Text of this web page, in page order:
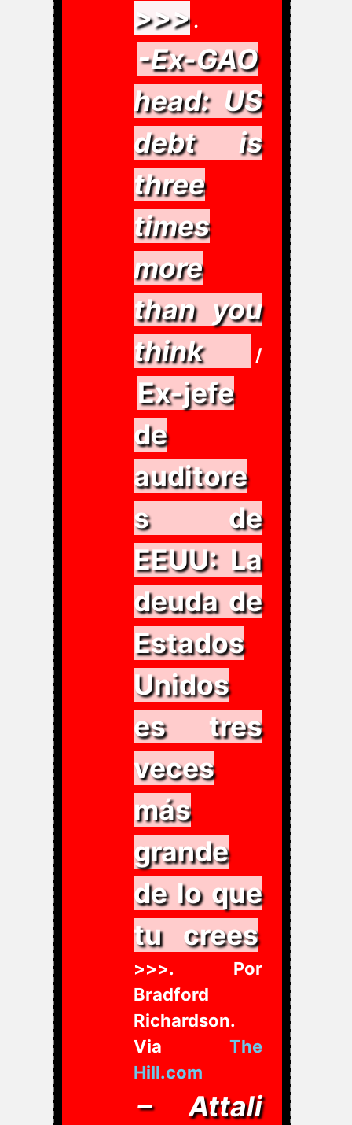
>>>.
-Ex-GAO
head: US
debt is
three
times
more
than you
think
/
Ex-jefe
de
auditore
s de
EEUU: La
deuda de
Estados
Unidos
es tres
veces
más
grande
de lo que
tu crees
>>>. Por
Bradford
Richardson.
Via The
Hill.com
– Attali